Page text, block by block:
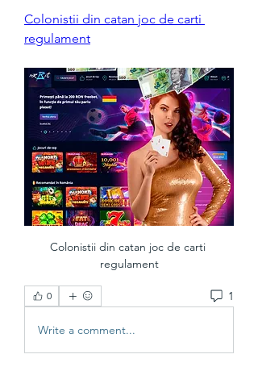
Colonistii din catan joc de carti
regulament
Colonistii din catan joc de carti
regulament
0 1
Write a comment...